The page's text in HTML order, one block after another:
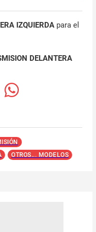
IZQUIERDApara el
DELANTERA
OTROS... MODELOS